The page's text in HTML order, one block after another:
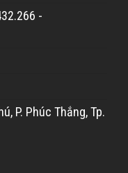
-
P. Phúc Thắng, Tp.